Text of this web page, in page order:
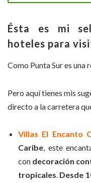
Ésta es mi
hoteles para
Como Punta Sur es una
Pero aquí tienes mis
directo a la carretera
Villas El Encanto
Caribe, este
con decoración
tropicales. Desde